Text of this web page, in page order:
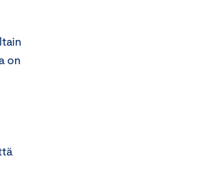
on